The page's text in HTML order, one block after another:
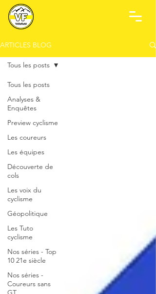
ARTICLES BLOG
Tous les posts
Analyses &
Enquêtes
Preview cyclisme
Les coureurs
Les équipes
Découverte de
cols
Les voix du
cyclisme
Géopolitique
Les Tuto
cyclisme
Nos séries - Top
10 21e siècle
Nos séries -
Coureurs sans
Tous les posts